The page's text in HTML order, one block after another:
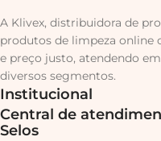
A Klivex, distribuidora de
produtos de limpeza online
e preço justo, atendendo
diversos segmentos.
Institucional
Central de
Selos